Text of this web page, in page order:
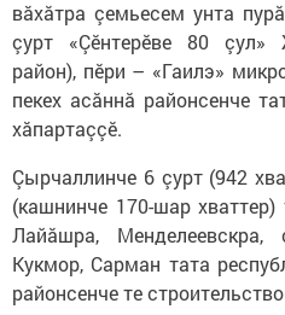
вăхăтра çемьесем унта
çурт «Çӗнтерӗве 80 çул»
район), пӗри – «Гаилэ»
пекех асăннă районсенче
хăпартаççӗ.
Çырчаллинче 6 çурт (942
(кашнинче 170-шар
Лайăшра, Менделеевскра,
Кукмор, Сарман тата
районсенче те